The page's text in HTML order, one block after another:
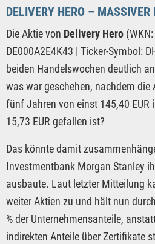
DELIVERY HERO –
Die Aktie von Delivery Hero
DE000A2E4K43 | Ticker-Symbol:
beiden Handelswochen deutlich
was war geschehen, nachdem die
fünf Jahren von einst 145,40
15,73 EUR gefallen ist?
Das könnte damit
Investmentbank Morgan Stanley
ausbaute. Laut letzter Mitteilung
weiter Aktien zu und hält nun
% der Unternehmensanteile,
indirekten Anteile über Zertifikate